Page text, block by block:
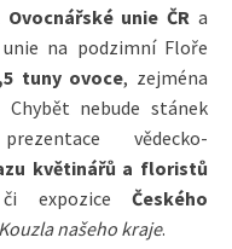
Ovocnářské unie ČR a
unie na podzimní Floře
tuny ovoce, zejména
nebude stánek
vědecko-
květinářů a floristů
expozice Českého
Kouzla našeho kraje.